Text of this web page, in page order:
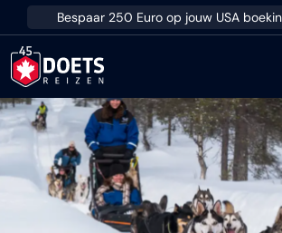
Ga direct naar inhoud
Bespaar 250 Euro op jouw USA